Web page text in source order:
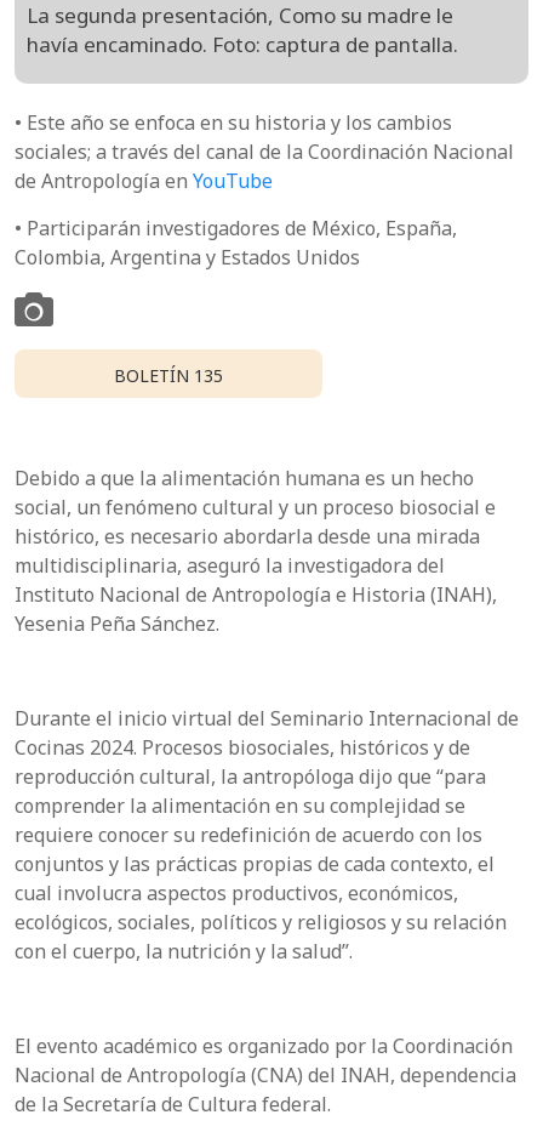
La segunda presentación, Como su madre le
havía encaminado. Foto: captura de pantalla.
• Este año se enfoca en su historia y los cambios
sociales; a través del canal de la Coordinación Nacional
de Antropología en YouTube
• Participarán investigadores de México, España,
Colombia, Argentina y Estados Unidos
BOLETÍN 135
Debido a que la alimentación humana es un hecho
social, un fenómeno cultural y un proceso biosocial e
histórico, es necesario abordarla desde una mirada
multidisciplinaria, aseguró la investigadora del
Instituto Nacional de Antropología e Historia (INAH),
Yesenia Peña Sánchez.
Durante el inicio virtual del Seminario Internacional de
Cocinas 2024. Procesos biosociales, históricos y de
reproducción cultural, la antropóloga dijo que “para
comprender la alimentación en su complejidad se
requiere conocer su redefinición de acuerdo con los
conjuntos y las prácticas propias de cada contexto, el
cual involucra aspectos productivos, económicos,
ecológicos, sociales, políticos y religiosos y su relación
con el cuerpo, la nutrición y la salud”.
El evento académico es organizado por la Coordinación
Nacional de Antropología (CNA) del INAH, dependencia
de la Secretaría de Cultura federal.